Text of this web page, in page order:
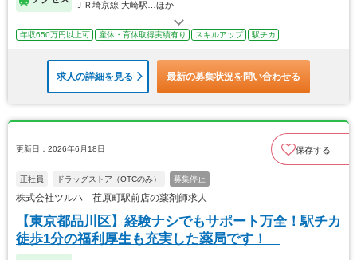
ＪＲ埼京線 大崎駅…ほか
年収650万円以上可 産休・育休取得実績有り スキルアップ 駅チカ
求人の詳細を見る 最新の募集状況を問い合わせる
更新日：2026年6月18日 保存する
正社員 ドラッグストア（OTCのみ） 募集停止
株式会社ツルハ 荏原町駅前店の薬剤師求人
【東京都品川区】経験ナシでもサポート万全！駅チカ
徒歩1分の福利厚生も充実した薬局です！